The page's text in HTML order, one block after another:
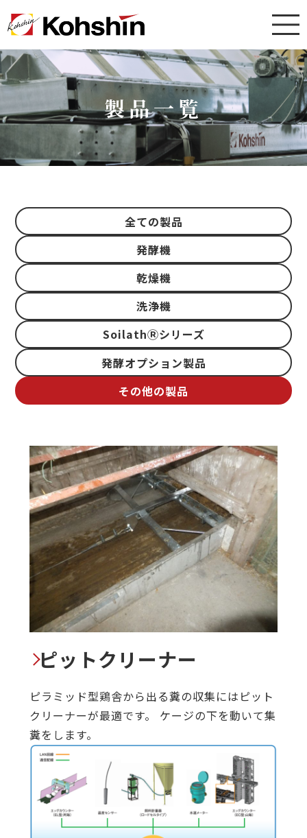
製品一覧
全ての製品
発酵機
乾燥機
洗浄機
SoilathⓇシリーズ
発酵オプション製品
その他の製品
ピットクリーナー
ピラミッド型鶏舎から出る糞の収集にはピット
クリーナーが最適です。 ケージの下を動いて集
糞をします。